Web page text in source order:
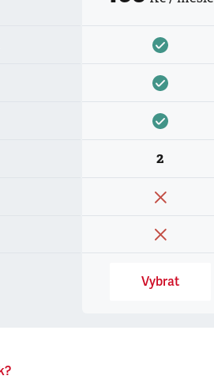
2
Vybrat